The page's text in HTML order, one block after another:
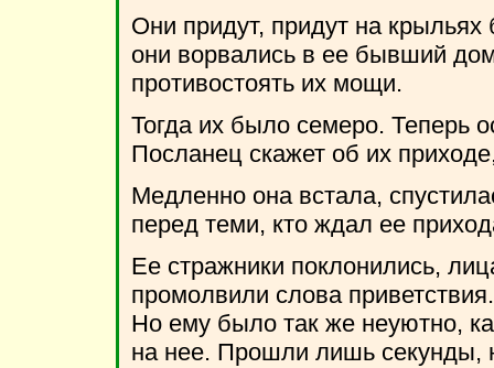
Они придут, придут на крыльях
они ворвались в ее бывший
противостоять их мощи.
Тогда их было семеро. Теперь
Посланец скажет об их
Медленно она встала,
перед теми, кто ждал ее
Ее стражники поклонились,
промолвили слова
Но ему было так же неуютно,
на нее. Прошли лишь секунды,